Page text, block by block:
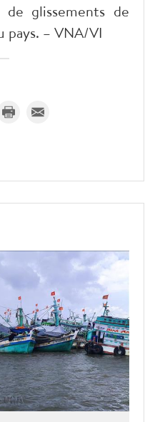
glissements de
pays. – VNA/VI